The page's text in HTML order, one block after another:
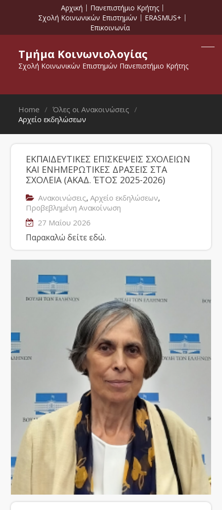
Αρχική
Πανεπιστήμιο Κρήτης
Σχολή Κοινωνικών Επιστημών
ERASMUS+
Επικοινωνία
Τμήμα Κοινωνιολογίας
Σχολή Κοινωνικών Επιστημών Πανεπιστήμιο Κρήτης
Home
Όλες οι Ανακοινώσεις
Αρχείο εκδηλώσεων
ΕΚΠΑΙΔΕΥΤΙΚΕΣ ΕΠΙΣΚΕΨΕΙΣ ΣΧΟΛΕΙΩΝ
ΚΑΙ ΕΝΗΜΕΡΩΤΙΚΕΣ ΔΡΑΣΕΙΣ ΣΤΑ
ΣΧΟΛΕΙΑ (ΑΚΑΔ. ΈΤΟΣ 2025-2026)
Ανακοινώσεις,Αρχείο εκδηλώσεων,
Προβεβλημένη Ανακοίνωση
27 Μαΐου 2026
Παρακαλώ δείτε εδώ.